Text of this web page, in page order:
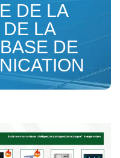
DE LA
DE LA
DE